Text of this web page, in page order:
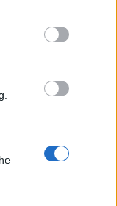
below Google
akinek
oda és
volt, ezért
lejjebb, azon
Twaint
és újabb
bejárták ezt